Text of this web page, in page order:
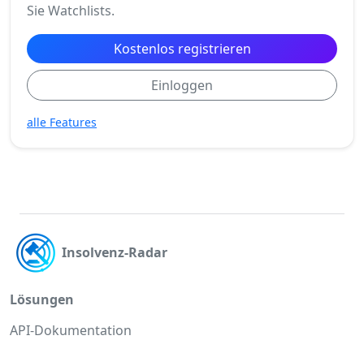
Sie Watchlists.
Kostenlos registrieren
Einloggen
alle Features
Insolvenz-Radar
Lösungen
API-Dokumentation